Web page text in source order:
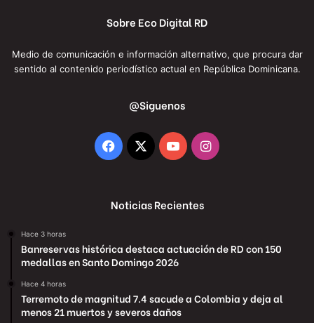
Sobre Eco Digital RD
Medio de comunicación e información alternativo, que procura dar
sentido al contenido periodístico actual en República Dominicana.
@Siguenos
Facebook
X YouTubeInstagram
Noticias Recientes
Hace 3 horas
Banreservas histórica destaca actuación de RD con 150
medallas en Santo Domingo 2026
Hace 4 horas
Terremoto de magnitud 7.4 sacude a Colombia y deja al
menos 21 muertos y severos daños